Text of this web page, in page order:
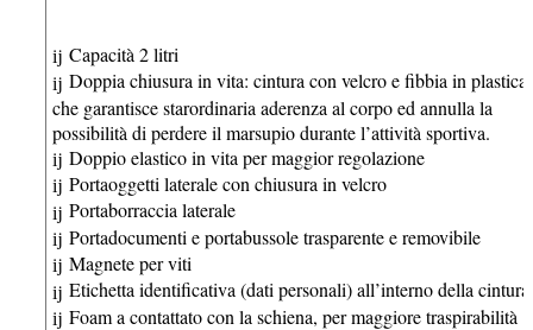
Capacità 2 litri
Doppia chiusura in vita: cintura con velcro e fibbia in plastica,
che garantisce starordinaria aderenza al corpo ed annulla la
possibilità di perdere il marsupio durante l’attività sportiva.
Doppio elastico in vita per maggior regolazione
Portaoggetti laterale con chiusura in velcro
Portaborraccia laterale
Portadocumenti e portabussole trasparente e removibile
Magnete per viti
Etichetta identificativa (dati personali) all’interno della cintura
Foam a contattato con la schiena, per maggiore traspirabilità